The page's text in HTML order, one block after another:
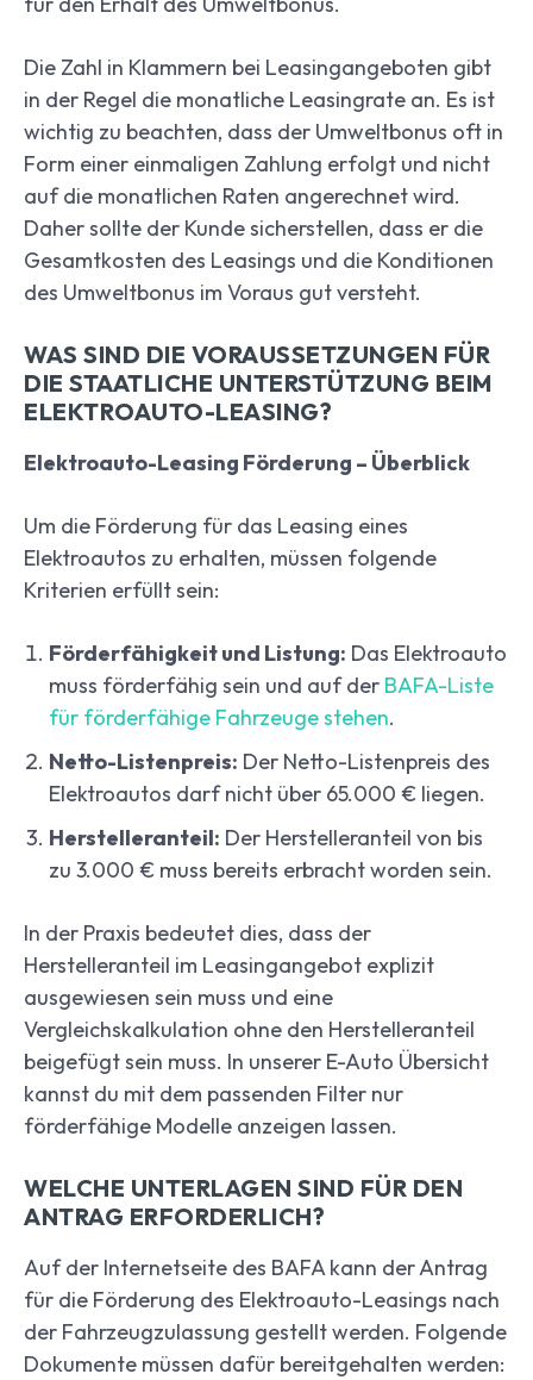
Die Zahl in Klammern bei Leasingangeboten gibt
in der Regel die monatliche Leasingrate an. Es ist
wichtig zu beachten, dass der Umweltbonus oft in
Form einer einmaligen Zahlung erfolgt und nicht
auf die monatlichen Raten angerechnet wird.
Daher sollte der Kunde sicherstellen, dass er die
Gesamtkosten des Leasings und die Konditionen
des Umweltbonus im Voraus gut versteht.
WAS SIND DIE VORAUSSETZUNGEN FÜR
DIE STAATLICHE UNTERSTÜTZUNG BEIM
ELEKTROAUTO-LEASING?
Elektroauto-Leasing Förderung – Überblick
Um die Förderung für das Leasing eines
Elektroautos zu erhalten, müssen folgende
Kriterien erfüllt sein:
Förderfähigkeit und Listung: Das Elektroauto
muss förderfähig sein und auf der BAFA-Liste
für förderfähige Fahrzeuge stehen.
Netto-Listenpreis: Der Netto-Listenpreis des
Elektroautos darf nicht über 65.000 € liegen.
Herstelleranteil: Der Herstelleranteil von bis
zu 3.000 € muss bereits erbracht worden sein.
In der Praxis bedeutet dies, dass der
Herstelleranteil im Leasingangebot explizit
ausgewiesen sein muss und eine
Vergleichskalkulation ohne den Herstelleranteil
beigefügt sein muss. In unserer E-Auto Übersicht
kannst du mit dem passenden Filter nur
förderfähige Modelle anzeigen lassen.
WELCHE UNTERLAGEN SIND FÜR DEN
ANTRAG ERFORDERLICH?
Auf der Internetseite des BAFA kann der Antrag
für die Förderung des Elektroauto-Leasings nach
der Fahrzeugzulassung gestellt werden. Folgende
Dokumente müssen dafür bereitgehalten werden: